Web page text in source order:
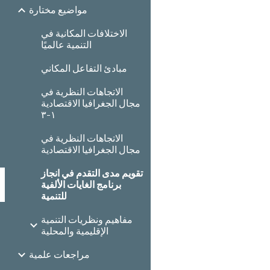
مواضيع مختارة
الاختلافات المكانية في
التنمية عالميًا
مبادئ التفاعل المكاني
الاتجاهات النظرية في
مجال الجغرافيا الاقتصادية
١-٣
الاتجاهات النظرية في
مجال الجغرافيا الاقتصادية
تقويم مدى التقدم في انجاز
برنامج الغايات الألفية
للتنمية
مفاهيم ونظريات التنمية
الإقليمية والمحلية
مراجعات علمية